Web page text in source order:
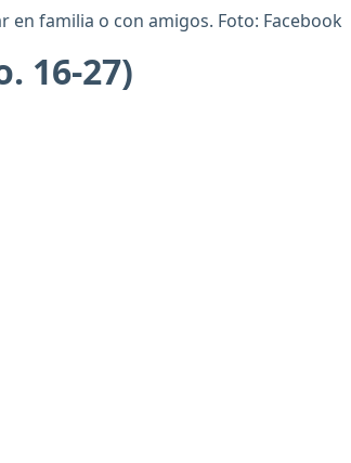
familia o con amigos. Foto: Facebook
16-27)